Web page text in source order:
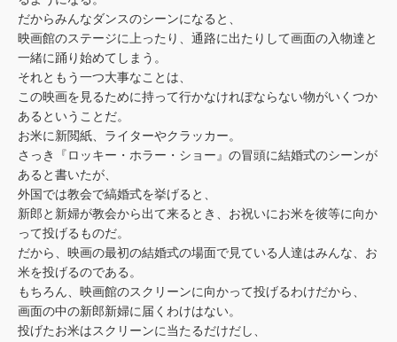
だからみんなダンスのシーンになると、
映画館のステージに上ったり、通路に出たりして画面の入物達と
一緒に踊り始めてしまう。
それともう一つ大事なことは、
この映画を見るために持って行かなけれぽならない物がいくつか
あるということだ。
お米に新閲紙、ライターやクラッカー。
さっき『ロッキー・ホラー・ショー』の冒頭に結婚式のシーンが
あると書いたが、
外国では教会で縞婚式を挙げると、
新郎と新婦が教会から出て来るとき、お祝いにお米を彼等に向か
って投げるものだ。
だから、映画の最初の結婚式の場面で見ている人達はみんな、お
米を投げるのである。
もちろん、映画館のスクリーンに向かって投げるわけだから、
画面の中の新郎新婦に届くわけはない。
投げたお米はスクリーンに当たるだけだし、